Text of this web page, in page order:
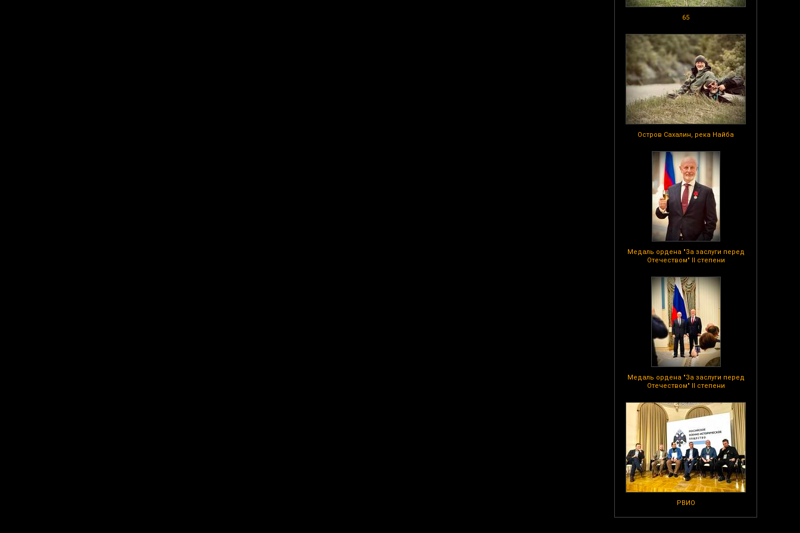
65
Остров Сахалин, река Найба
Медаль ордена "За заслуги перед
Отечеством" II степени
Медаль ордена "За заслуги перед
Отечеством" II степени
РВИО